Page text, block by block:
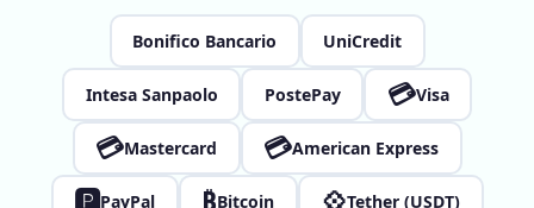
Bonifico Bancario UniCredit
Intesa Sanpaolo PostePay 💳Visa
💳Mastercard 💳American Express
PayPal Bitcoin Tether (USDT)